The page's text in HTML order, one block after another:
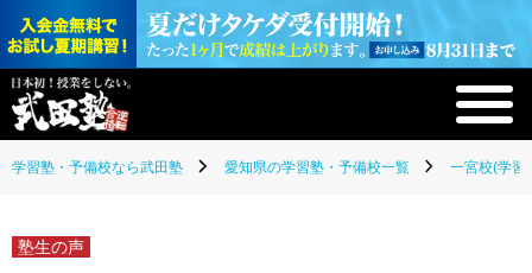
学習塾・予備校なら武田塾 愛知県の学習塾・予備校一覧 一宮校(学習
塾生の声